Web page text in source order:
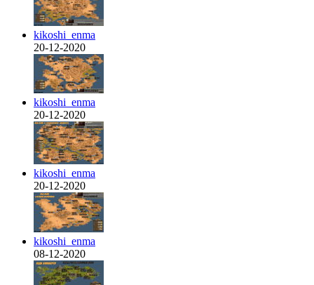
kikoshi_enma
20-12-2020
kikoshi_enma
20-12-2020
kikoshi_enma
20-12-2020
kikoshi_enma
08-12-2020